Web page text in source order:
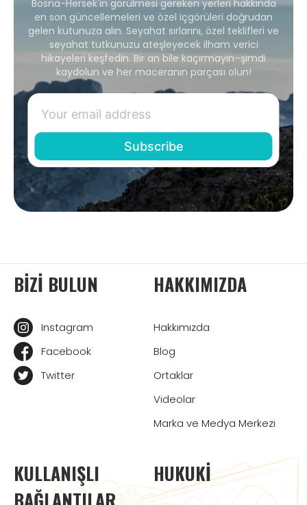
Bosna-Hersek'in görülmesi gereken yerleri hakkında
en son güncellemeleri ve özel içgörüleri doğrudan
gelen kutunuza alın. Seyahat sırlarını, özel teklifleri ve
seyahat tutkunuzu ateşleyecek ilham verici
hikayeleri keşfedin. Bir an bile kaçırmayın–şimdi
kaydolun ve her maceranın parçası olun!
BIZI BULUN
Instagram
Facebook
Twitter
HAKKIMIZDA
Hakkımızda
Blog
Ortaklar
Videolar
Marka ve Medya Merkezi
KULLANIŞLI
HUKUKI